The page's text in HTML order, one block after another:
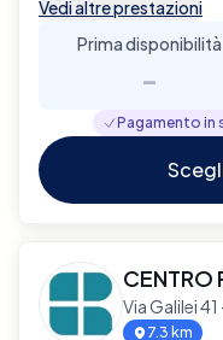
Vedi altre prestazioni
Prima disponibilità
-
Pagamento in
CENTRO
Via Galilei
7.3 km